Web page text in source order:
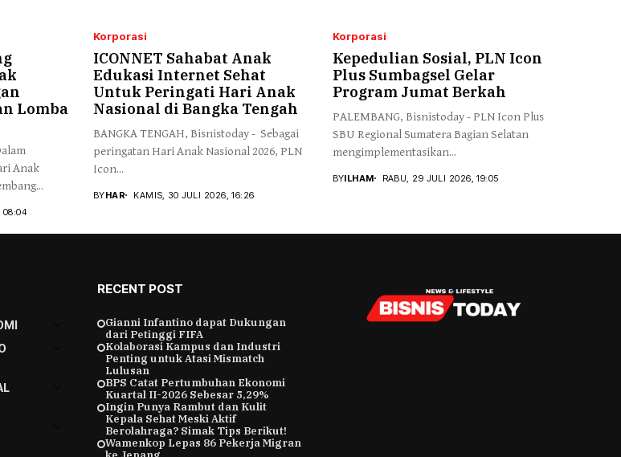
Lomba
Anak
08:04
Korporasi
ICONNET Sahabat Anak
Edukasi Internet Sehat
Untuk Peringati Hari Anak
Nasional di Bangka Tengah
BANGKA TENGAH, Bisnistoday - Sebagai
peringatan Hari Anak Nasional 2026, PLN
Icon...
BYHAR KAMIS, 30 JULI 2026, 16:26
Korporasi
Kepedulian Sosial, PLN Icon
Plus Sumbagsel Gelar
Program Jumat Berkah
PALEMBANG, Bisnistoday - PLN Icon Plus
SBU Regional Sumatera Bagian Selatan
mengimplementasikan...
BYILHAM RABU, 29 JULI 2026, 19:05
RECENT POST
Gianni Infantino dapat Dukungan
dari Petinggi FIFA
Kolaborasi Kampus dan Industri
Penting untuk Atasi Mismatch
Lulusan
BPS Catat Pertumbuhan Ekonomi
Kuartal II-2026 Sebesar 5,29%
Ingin Punya Rambut dan Kulit
Kepala Sehat Meski Aktif
Berolahraga? Simak Tips Berikut!
Wamenkop Lepas 86 Pekerja Migran